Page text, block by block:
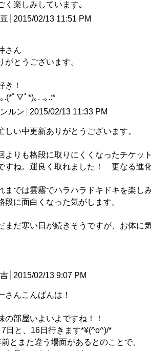
く楽しみしています｡
2015/02/13 11:51 PM
さん
がとうございます。
き！
｡.(*ﾟ▽ﾟ*)｡. .｡.:*
ルン
2015/02/13 11:33 PM
しい中更新ありがとうございます。
よりも格段に取りにくくなったチケッ
すね。運良く取れました！ 更なる進
までは雲霧でハラハラドキドキを楽し
段に面白くなった気がします。
まだ寒い日が続きそうですが、お体に
2015/02/13 9:07 PM
さんこんばんは！
の部屋いよいよですね！！
日と、16日行きます*¥(^o^)/*
とまた違う場面があるとのことで、